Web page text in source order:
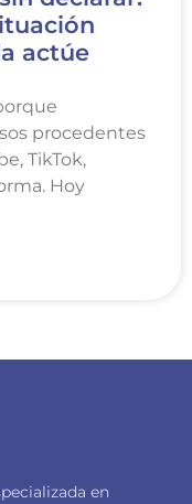
actúe
procedentes
TikTok,
Hoy
en